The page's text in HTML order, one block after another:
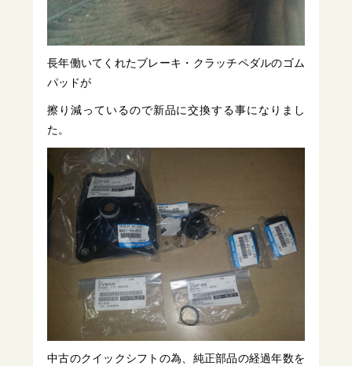
長年働いてくれたブレーキ・クラッチペダルのゴム
パッドが
擦り減っているので新品に交換する事になりまし
た。
中古のクイックシフトの為、純正部品の経過年数を